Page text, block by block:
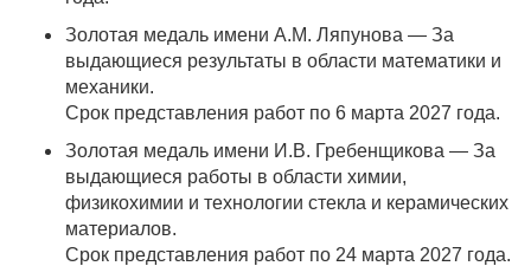
Золотая медаль имени А.М. Ляпунова — За
выдающиеся результаты в области математики и
механики.
Срок представления работ по 6 марта 2027 года.
Золотая медаль имени И.В. Гребенщикова — За
выдающиеся работы в области химии,
физикохимии и технологии стекла и керамических
материалов.
Срок представления работ по 24 марта 2027 года.